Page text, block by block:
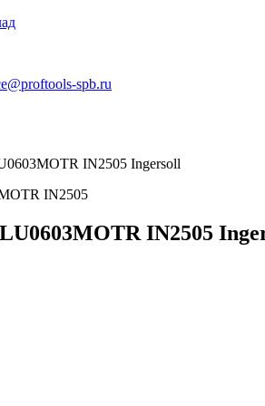
spb.ru
IN2505 Ingersoll
IN2505
IN2505